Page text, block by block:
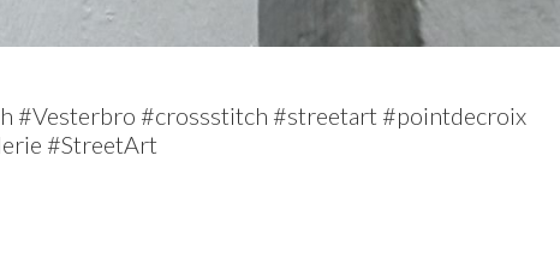
#Vesterbro #crossstitch #streetart #pointdecroix
#StreetArt